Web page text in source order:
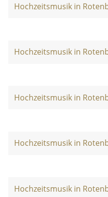
Hochzeitsmusik in
Hochzeitsmusik in
Hochzeitsmusik in
Hochzeitsmusik in
Hochzeitsmusik in